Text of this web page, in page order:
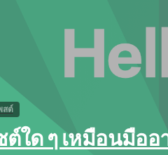
สต์
ต์ใด ๆ เหมือนมือ